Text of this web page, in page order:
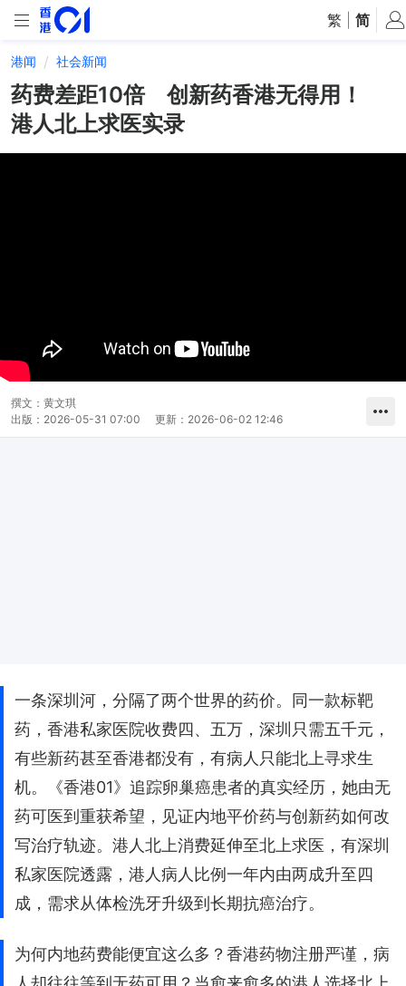
繁 简
港闻 社会新闻
药费差距10倍 创新药香港无得用！
港人北上求医实录
撰文： 黄文琪
出版： 2026-05-31 07:00 更新： 2026-06-02 12:46
一条深圳河，分隔了两个世界的药价。同一款标靶
药，香港私家医院收费四、五万，深圳只需五千元，
有些新药甚至香港都没有，有病人只能北上寻求生
机。《香港01》追踪卵巢癌患者的真实经历，她由无
药可医到重获希望，见证内地平价药与创新药如何改
写治疗轨迹。港人北上消费延伸至北上求医，有深圳
私家医院透露，港人病人比例一年内由两成升至四
成，需求从体检洗牙升级到长期抗癌治疗。
为何内地药费能便宜这么多？香港药物注册严谨，病